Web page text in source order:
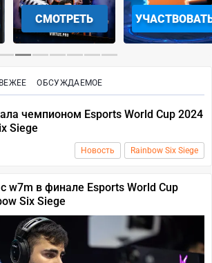
СМОТРЕТЬ
ОБСУЖДАЕМОЕ
чемпионом Esports World Cup 2024
Siege
Новость Rainbow Six Siege
w7m в финале Esports World Cup
Six Siege